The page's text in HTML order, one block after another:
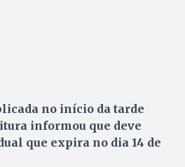
no início da tarde
informou que deve
que expira no dia 14 de